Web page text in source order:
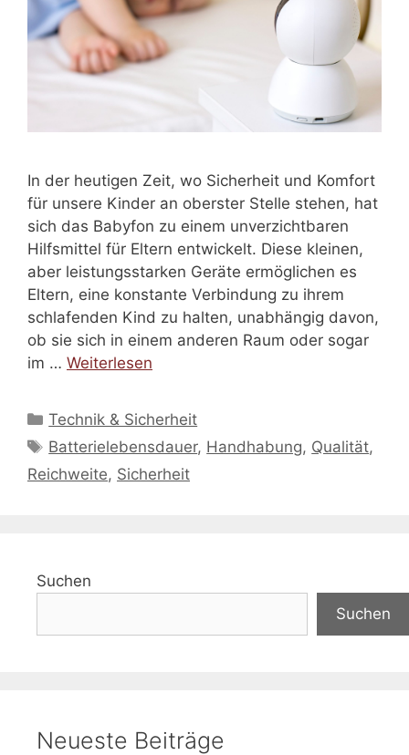
In der heutigen Zeit, wo Sicherheit und Komfort
für unsere Kinder an oberster Stelle stehen, hat
sich das Babyfon zu einem unverzichtbaren
Hilfsmittel für Eltern entwickelt. Diese kleinen,
aber leistungsstarken Geräte ermöglichen es
Eltern, eine konstante Verbindung zu ihrem
schlafenden Kind zu halten, unabhängig davon,
ob sie sich in einem anderen Raum oder sogar
im … Weiterlesen
Kategorien
Technik & Sicherheit
Schlagwörter
Batterielebensdauer, Handhabung, Qualität,
Reichweite, Sicherheit
Suchen
Suchen
Neueste Beiträge